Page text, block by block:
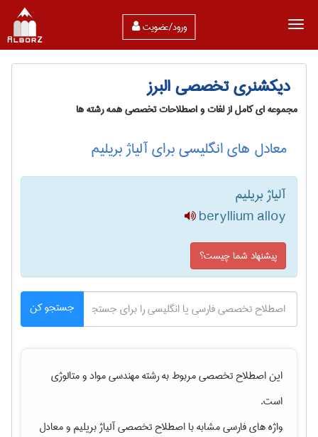
ورود/عضویت
دیکشنری تخصصی البرز
مجموعه ای کامل از لغات و اصطلاحات تخصصی همه رشته ها
معادل های انگلیسی برای آلیاژ بریلیم
آلیاژ بریلیم
beryllium alloy
پیشنهاد شما چیست؟
جستجو کن
این اصطلاح تخصصی مربوط به رشتهمهندسی مواد و متالوژی
است.
واژه های فارسی مشابه با اصطلاح تخصصیآلیاژ بریلیمو معادل